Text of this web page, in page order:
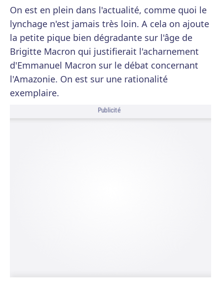
On est en plein dans l'actualité, comme quoi le
lynchage n'est jamais très loin. A cela on ajoute
la petite pique bien dégradante sur l'âge de
Brigitte Macron qui justifierait l'acharnement
d'Emmanuel Macron sur le débat concernant
l'Amazonie. On est sur une rationalité
exemplaire.
Publicité